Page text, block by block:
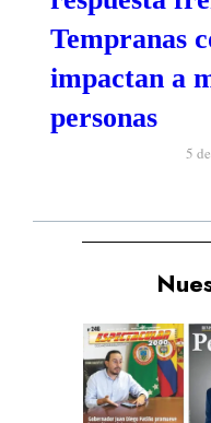
Tempranas
impactan a
personas
5